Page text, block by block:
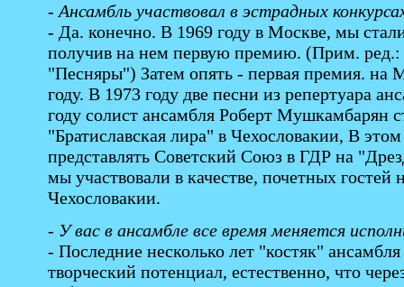
- Ансамбль участвовал в эстрадных
- Да. конечно. В 1969 году в Москве, мы
получив на нем первую премию. (Прим.
"Песняры") Затем опять - первая премия. на
году. В 1973 году две песни из репертуара
году солист ансамбля Роберт Мушкамбарян
"Братиславская лира" в Чехословакии, В
представлять Советский Союз в ГДР на
мы участвовали в качестве, почетных
Чехословакии.
- У вас в ансамбле все время меняется
- Последние несколько лет "костяк"
творческий потенциал, естественно, что